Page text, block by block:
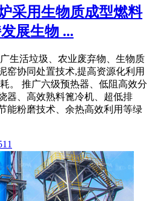
采用生物质成型燃料
展生物 ...
生活垃圾、农业废弃物、生物质
窑协同处置技术,提高资源化利用
。 推广六级预热器、低阻高效分
器、高效熟料篦冷机、超低排
能粉磨技术、余热高效利用等绿